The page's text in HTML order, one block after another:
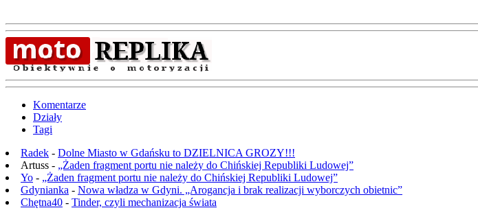
Komentarze
Działy
Tagi
Radek - Dolne Miasto w Gdańsku to DZIELNICA GROZY!!!
Artuss - „Żaden fragment portu nie należy do Chińskiej Republiki Ludowej”
Yo - „Żaden fragment portu nie należy do Chińskiej Republiki Ludowej”
Gdynianka - Nowa władza w Gdyni. „Arogancja i brak realizacji wyborczych obietnic”
Chętna40 - Tinder, czyli mechanizacja świata